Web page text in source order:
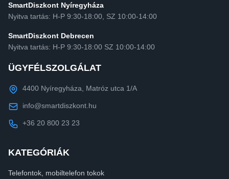
SmartDiszkont Nyíregyháza
Nyitva tartás: H-P 9:30-18:00, SZ 10:00-14:00
SmartDiszkont Debrecen
Nyitva tartás: H-P 9:30-18:00 SZ 10:00-14:00
ÜGYFÉLSZOLGÁLAT
4400 Nyíregyháza, Matróz utca 1/A
info@smartdiszkont.hu
+36 20 800 23 23
KATEGÓRIÁK
Telefontok, mobiltelefon tokok